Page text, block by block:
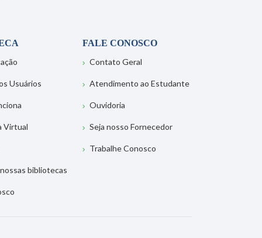
Usuários
Virtual
bibliotecas
FALE CONOSCO
Contato Geral
Atendimento ao Estudante
Ouvidoria
Seja nosso Fornecedor
Trabalhe Conosco